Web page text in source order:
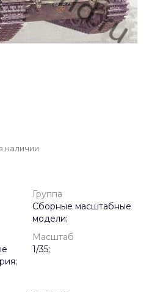
наличии
Группа
Сборные масштабные
модели;
Масштаб
1/35;